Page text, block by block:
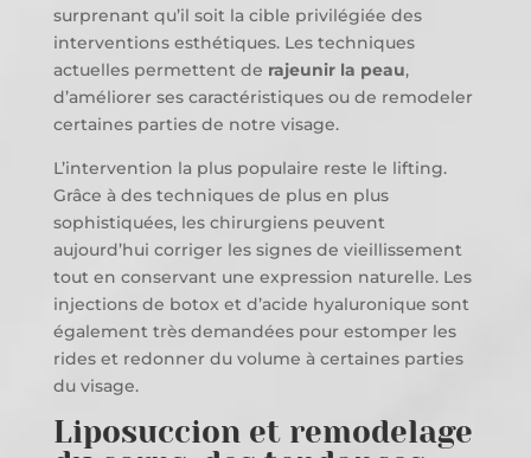
surprenant qu’il soit la cible privilégiée des
interventions esthétiques. Les techniques
actuelles permettent de rajeunir la peau,
d’améliorer ses caractéristiques ou de remodeler
certaines parties de notre visage.
L’intervention la plus populaire reste le lifting.
Grâce à des techniques de plus en plus
sophistiquées, les chirurgiens peuvent
aujourd’hui corriger les signes de vieillissement
tout en conservant une expression naturelle. Les
injections de botox et d’acide hyaluronique sont
également très demandées pour estomper les
rides et redonner du volume à certaines parties
du visage.
Liposuccion et remodelage